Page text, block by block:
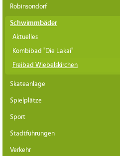
Robinsondorf
Schwimmbäder
Aktuelles
Kombibad "Die Lakai"
Freibad Wiebelskirchen
Skateanlage
Spielplätze
Sport
Stadtführungen
Verkehr